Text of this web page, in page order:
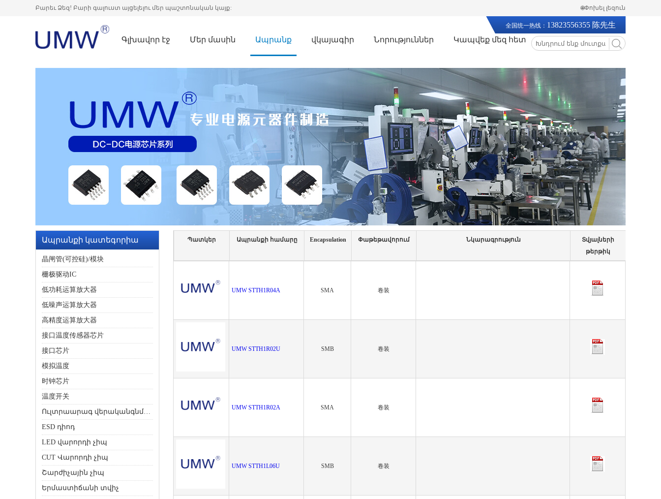
Բարեւ Ձեզ! Բարի գալուստ այցելելու մեր պաշտոնական կայք: 🌐Փոխել լեզուն
Գլխավոր էջ Մեր մասին Ապրանք վկայագիր Նորություններ Կապվեք մեզ հետ
全国统一热线： 13823556355 陈先生
Ապրանքի կատեգորիա
晶闸管(可控硅)/模块
栅极驱动IC
低功耗运算放大器
低噪声运算放大器
高精度运算放大器
接口温度传感器芯片
接口芯片
模拟温度
时钟芯片
温度开关
Ուլտրաարագ վերականգնման դիոդ
ESD դիոդ
LED վարորդի չիպ
CUT Վարորդի չիպ
Շարժիչային չիպ
Երմաստիճանի տվիչ
Պատկեր Ապրանքի համարը Encapsulation Փաթեթավորում Նկարագրություն
Տվյալների
թերթիկ
UMW STTH1R04A SMA 卷装
UMW STTH1R02U SMB 卷装
UMW STTH1R02A SMA 卷装
UMW STTH1L06U SMB 卷装